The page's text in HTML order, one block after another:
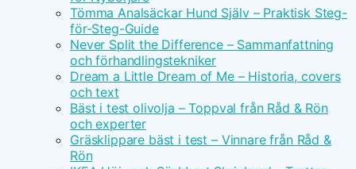
Tömma Analsäckar Hund Själv – Praktisk Steg-
för-Steg-Guide
Never Split the Difference – Sammanfattning
och förhandlingstekniker
Dream a Little Dream of Me – Historia, covers
och text
Bäst i test olivolja – Toppval från Råd & Rön
och experter
Gräsklippare bäst i test – Vinnare från Råd &
Rön